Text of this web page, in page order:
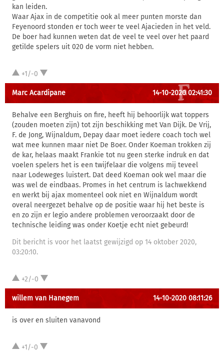
kan leiden.
Waar Ajax in de competitie ook al meer punten morste dan
Feyenoord stonden er toch weer te veel Ajacieden in het veld.
De boer had kunnen weten dat de veel te veel over het paard
getilde spelers uit 020 de vorm niet hebben.
+1/-0
Marc Acardipane 14-10-2020 02:41:30
Behalve een Berghuis on fire, heeft hij behoorlijk wat toppers
(zouden moeten zijn) tot zijn beschikking met Van Dijk. De Vrij,
F. de Jong, Wijnaldum, Depay daar moet iedere coach toch wel
wat mee kunnen maar niet De Boer. Onder Koeman trokken zij
de kar, helaas maakt Frankie tot nu geen sterke indruk en dat
voelen spelers het is een twijfelaar die volgens mij teveel
naar Lodeweges luistert. Dat deed Koeman ook wel maar die
was wel de eindbaas. Promes in het centrum is lachwekkend
en werkt bij ajax momenteel ook niet en Wijnaldum wordt
overal neergezet behalve op de positie waar hij het beste is
en zo zijn er legio andere problemen veroorzaakt door de
technische leiding was onder Koetje echt niet gebeurd!
Dit bericht is voor het laatst gewijzigd op 14 oktober 2020,
03:20:10.
+2/-0
willem van Hanegem 14-10-2020 08:11:26
is over en sluiten vanavond
+1/-0